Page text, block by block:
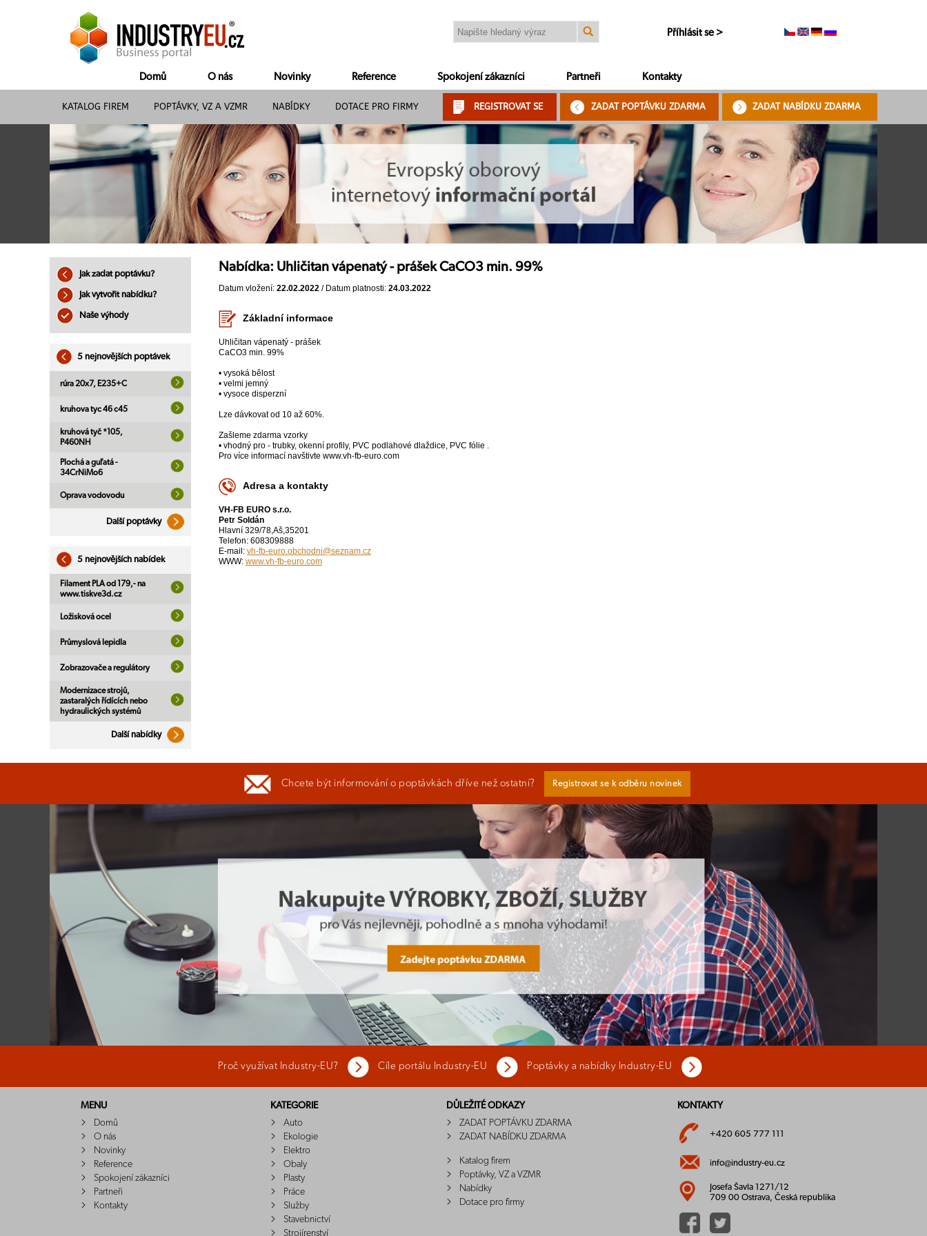
Příhlásit se >
Domů O nás Novinky Reference Spokojení zákazníci Partneři Kontakty
KATALOG FIREM POPTÁVKY, VZ A VZMR NABÍDKY DOTACE PRO FIRMY REGISTROVAT SE ZADAT POPTÁVKU ZDARMA ZADAT NABÍDKU ZDARMA
Jak zadat poptávku?
Jak vytvořit nabídku?
Naše výhody
5 nejnovějších poptávek
rúra 20x7, E235+C
kruhova tyc 46 c45
kruhová tyč *105,
P460NH
Plochá a guľatá -
34CrNiMo6
Oprava vodovodu
Další poptávky
5 nejnovějších nabídek
Filament PLA od 179,- na
www.tiskve3d.cz
Ložisková ocel
Průmyslová lepidla
Zobrazovače a regulátory
Modernizace strojů,
zastaralých řídících nebo
hydraulických systémů
Další nabídky
Nabídka: Uhličitan vápenatý - prášek CaCO3 min. 99%
Datum vložení: 22.02.2022 / Datum platnosti: 24.03.2022
Základní informace
Uhličitan vápenatý - prášek
CaCO3 min. 99%
• vysoká bělost
• velmi jemný
• vysoce disperzní
Lze dávkovat od 10 až 60%.
Zašleme zdarma vzorky
• vhodný pro - trubky, okenní profily, PVC podlahové dlaždice, PVC fólie .
Pro více informací navštivte www.vh-fb-euro.com
Adresa a kontakty
VH-FB EURO s.r.o.
Petr Soldán
Hlavní 329/78,Aš,35201
Telefon: 608309888
E-mail: vh-fb-euro.obchodni@seznam.cz
WWW: www.vh-fb-euro.com
Chcete být informování o poptávkách dříve než ostatní? Registrovat se k odběru novinek
Proč využívat Industry-EU? Cíle portálu Industry-EU Poptávky a nabídky Industry-EU
MENU
Domů
O nás
Novinky
Reference
Spokojení zákazníci
Partneři
Kontakty
KATEGORIE
Auto
Ekologie
Elektro
Obaly
Plasty
Práce
Služby
Stavebnictví
Strojírenství
DŮLEŽITÉ ODKAZY
ZADAT POPTÁVKU ZDARMA
ZADAT NABÍDKU ZDARMA
Katalog firem
Poptávky, VZ a VZMR
Nabídky
Dotace pro firmy
KONTAKTY
+420 605 777 111
info@industry-eu.cz
Josefa Šavla 1271/12
709 00 Ostrava, Česká republika